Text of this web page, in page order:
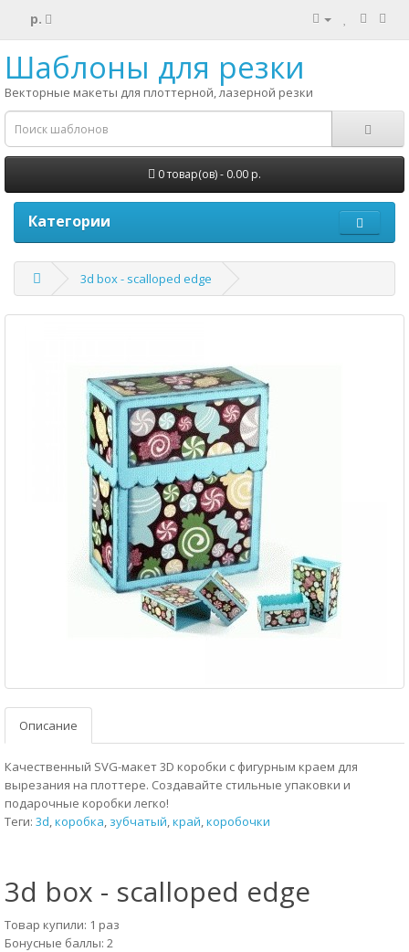
р.
Шаблоны для резки
Векторные макеты для плоттерной, лазерной резки
0 товар(ов) - 0.00 р.
Категории
3d box - scalloped edge
Описание
Качественный SVG-макет 3D коробки с фигурным краем для
вырезания на плоттере. Создавайте стильные упаковки и
подарочные коробки легко!
Теги: 3d,коробка, зубчатый,край,коробочки
3d box - scalloped edge
Товар купили: 1 раз
Бонусные баллы: 2